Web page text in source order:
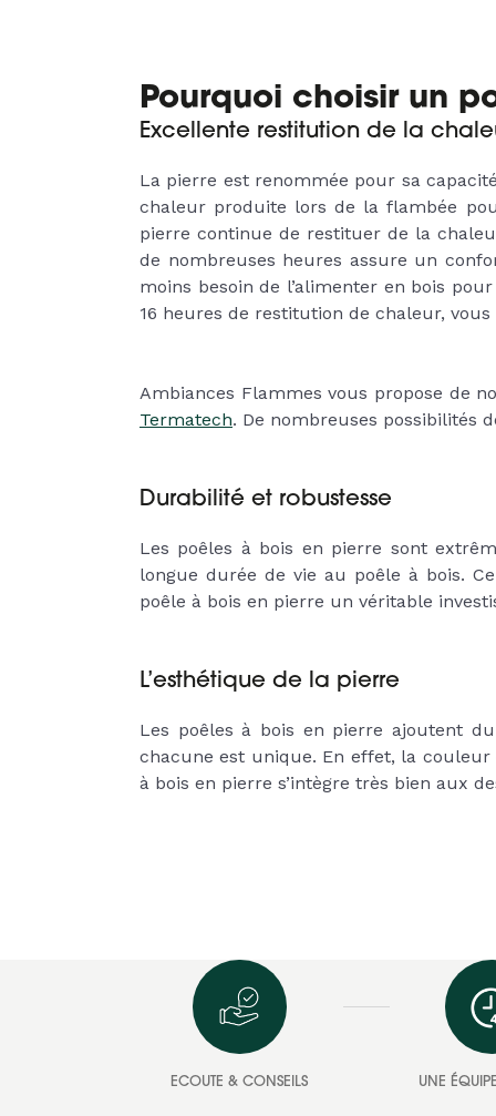
Pourquoi choisir un
Excellente restitution de la
La pierre est renommée pour sa
chaleur produite lors de la flambée
pierre continue de restituer de la
de nombreuses heures assure un
moins besoin de l’alimenter en bois
16 heures de restitution de chaleur,
Ambiances Flammes vous propose de
Termatech. De nombreuses possibilités
Durabilité et robustesse
Les poêles à bois en pierre sont
longue durée de vie au poêle à bois.
poêle à bois en pierre un véritable
L’esthétique de la pierre
Les poêles à bois en pierre ajoutent
chacune est unique. En effet, la
à bois en pierre s’intègre très bien aux
ECOUTE & CONSEILS UNE